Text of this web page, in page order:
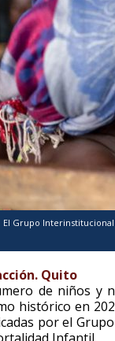
El Grupo
Quito
de niños y
histórico en
por el